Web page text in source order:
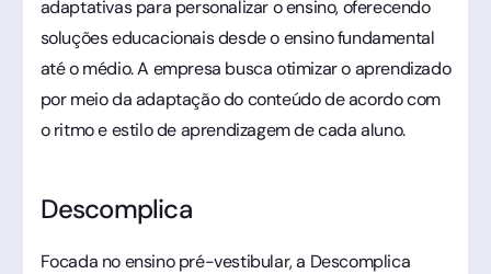
adaptativas para personalizar o ensino, oferecendo
soluções educacionais desde o ensino fundamental
até o médio. A empresa busca otimizar o aprendizado
por meio da adaptação do conteúdo de acordo com
o ritmo e estilo de aprendizagem de cada aluno.
Descomplica
Focada no ensino pré-vestibular, a Descomplica